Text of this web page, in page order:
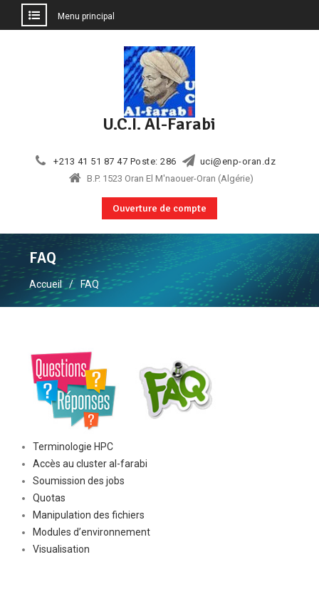
Menu principal
U.C.I. Al-Farabi
+213 41 51 87 47 Poste: 286
uci@enp-oran.dz
B.P. 1523 Oran El M'naouer-Oran (Algérie)
Ouverture de compte
FAQ
Accueil FAQ
Terminologie HPC
Accès au cluster al-farabi
Soumission des jobs
Quotas
Manipulation des fichiers
Modules d’environnement
Visualisation